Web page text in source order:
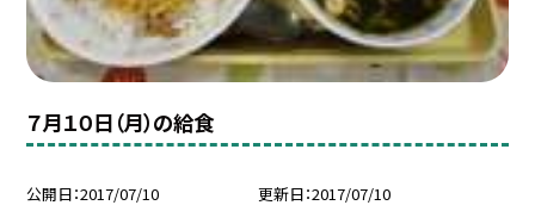
７月１０日（月）の給食
公開日 2017/07/10 更新日 2017/07/10